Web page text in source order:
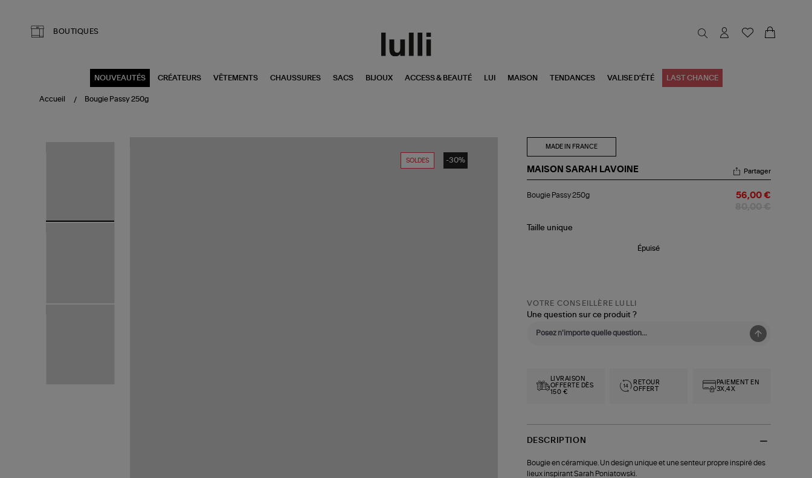
BOUTIQUES
NOUVEAUTÉS CRÉATEURS VÊTEMENTS CHAUSSURES SACS BIJOUX ACCESS & BEAUTÉ LUI MAISON TENDANCES VALISE D'ÉTÉ LAST CHANCE
Accueil Bougie Passy 250g
SOLDES -30%
MADE IN FRANCE
MAISON SARAH LAVOINE
Passy
Partager
Bougie Passy 250g 56,00 €
Taille unique
Épuisé
VOTRE CONSEILLÈRE LULLI
Une question sur ce produit ?
LIVRAISON
OFFERTE DÈS
150 €
RETOUR
OFFERT
PAIEMENT EN
3X,4X
DESCRIPTION
Bougie en céramique. Un design unique et une senteur propre inspiré des
lieux inspirant Sarah Poniatowski.